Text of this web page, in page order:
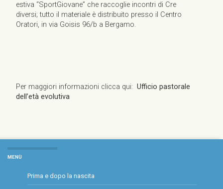
estiva “SportGiovane” che raccoglie incontri di Cre
diversi; tutto il materiale è distribuito presso il Centro
Oratori, in via Goisis 96/b a Bergamo.
Per maggiori informazioni clicca qui:Ufficio pastorale
dell’età evolutiva
MENÙ
Prima e dopo la nascita